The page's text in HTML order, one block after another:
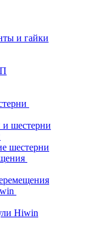
и гайки
и шестерни
шестерни
Hiwin